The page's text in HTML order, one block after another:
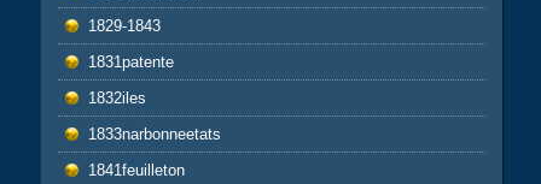
1829-1843
1831patente
1832iles
1833narbonneetats
1841feuilleton